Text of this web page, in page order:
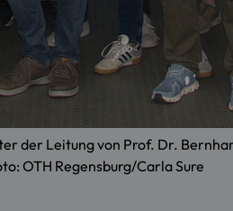
der Leitung von Prof. Dr.
OTH Regensburg/Carla Sure